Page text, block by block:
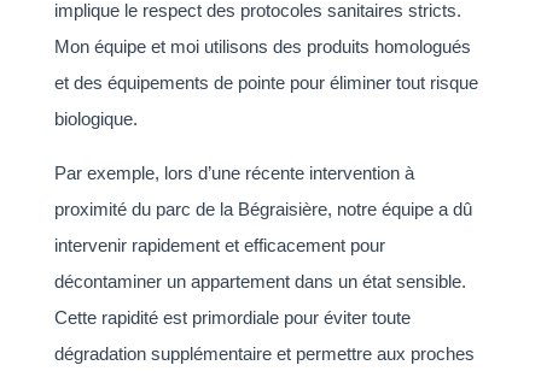
implique le respect des protocoles sanitaires stricts.
Mon équipe et moi utilisons des produits homologués
et des équipements de pointe pour éliminer tout risque
biologique.
Par exemple, lors d’une récente intervention à
proximité du parc de la Bégraisière, notre équipe a dû
intervenir rapidement et efficacement pour
décontaminer un appartement dans un état sensible.
Cette rapidité est primordiale pour éviter toute
dégradation supplémentaire et permettre aux proches